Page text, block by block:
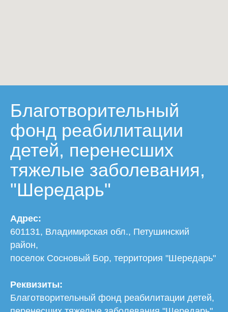
Благотворительный
фонд реабилитации
детей, перенесших
тяжелые заболевания,
"Шередарь"
Адрес:
601131, Владимирская обл., Петушинский
район,
поселок Сосновый Бор, территория "Шередарь"
Реквизиты:
Благотворительный фонд реабилитации детей,